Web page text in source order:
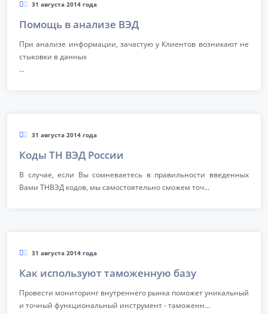
31 августа 2014 года
Помощь в анализе ВЭД
При анализе информации, зачастую у Клиентов возникают не
стыковки в данных
...
31 августа 2014 года
Коды ТН ВЭД России
В случае, если Вы сомневаетесь в правильности введенных
Вами ТНВЭД кодов, мы самостоятельно сможем точ...
31 августа 2014 года
Как используют таможенную базу
Провести мониторинг внутреннего рынка поможет уникальный
и точный функциональный инструмент - таможенн...